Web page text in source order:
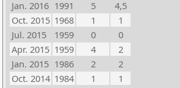
Jan. 2016 1991 5
4,5
Oct. 2015 1968 1
1
Jul. 2015
1959 0
0
Apr. 2015 1959 4
2
Jan. 2015 1986 2
2
Oct. 2014 1984 1
1